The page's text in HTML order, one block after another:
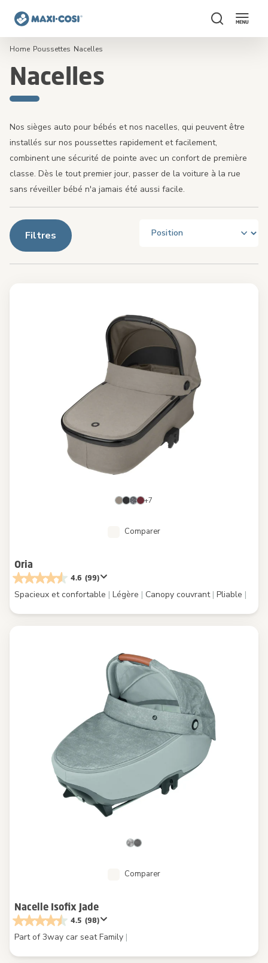
Rechercher
Home Poussettes Nacelles
Nacelles
Nos sièges auto pour bébés et nos nacelles, qui peuvent être
installés sur nos poussettes rapidement et facilement,
combinent une sécurité de pointe avec un confort de première
classe. Dès le tout premier jour, passer de la voiture à la rue
sans réveiller bébé n'a jamais été aussi facile.
Filtres
+7
Comparer
Oria
4.6 (99)
Spacieux et confortable | Légère | Canopy couvrant | Pliable |
Comparer
Nacelle Isofix Jade
4.5 (98)
Part of 3way car seat Family |